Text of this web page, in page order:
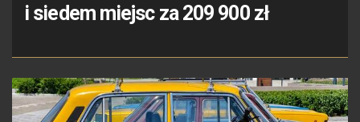
i siedem miejsc za 209 900 zł